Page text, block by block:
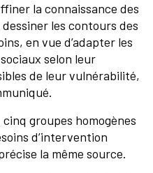
la connaissance des
les contours des
en vue d’adapter les
selon leur
de leur vulnérabilité,
groupes homogènes
d’intervention
la même source.